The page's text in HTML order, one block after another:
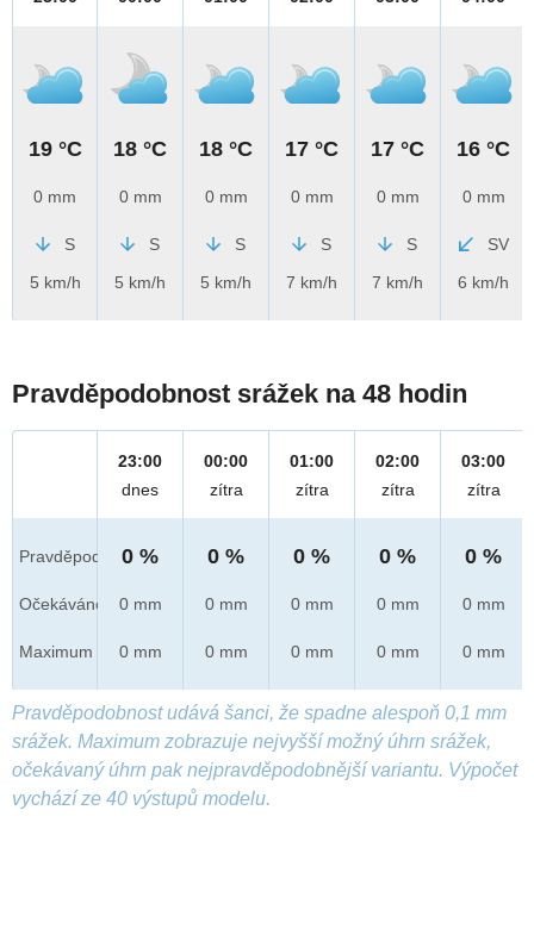
19 °C
0 mm
S
5 km/h
18 °C
0 mm
S
5 km/h
18 °C
0 mm
S
5 km/h
17 °C
0 mm
S
7 km/h
17 °C
0 mm
S
7 km/h
16 °C
0 mm
SV
6 km/h
Pravděpodobnost srážek na 48 hodin
Pravděpod.
Očekáváno
Maximum
23:00
dnes
0 %
0 mm
0 mm
00:00
zítra
0 %
0 mm
0 mm
01:00
zítra
0 %
0 mm
0 mm
02:00
zítra
0 %
0 mm
0 mm
03:00
zítra
0 %
0 mm
0 mm
Pravděpodobnost udává šanci, že spadne alespoň 0,1 mm
srážek. Maximum zobrazuje nejvyšší možný úhrn srážek,
očekávaný úhrn pak nejpravděpodobnější variantu. Výpočet
vychází ze 40 výstupů modelu.